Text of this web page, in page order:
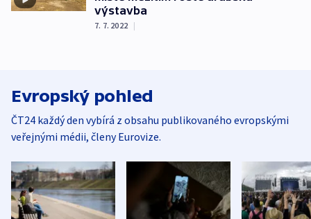
výstavba
7. 7. 2022 |
Evropský pohled
ČT24 každý den vybírá z obsahu publikovaného evropskými
veřejnými médii, členy Eurovize.